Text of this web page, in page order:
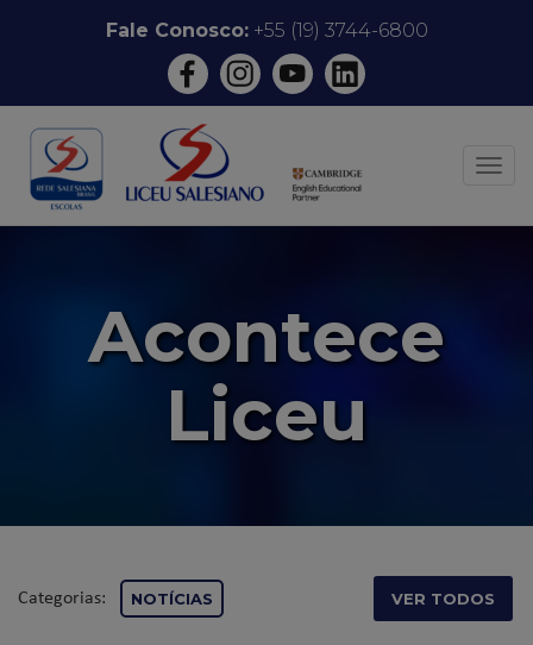
conteúdo
Fale Conosco:+55 (19) 3744-6800
Acontece
Liceu
Categorias: NOTÍCIAS VER TODOS